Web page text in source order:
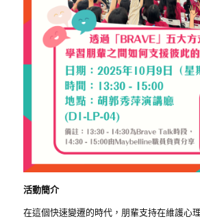
活動簡介
在這個快速變遷的時代，朋輩支持在維護心